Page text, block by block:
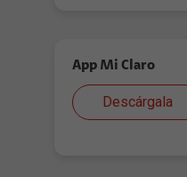
App Mi Claro
Descárgala